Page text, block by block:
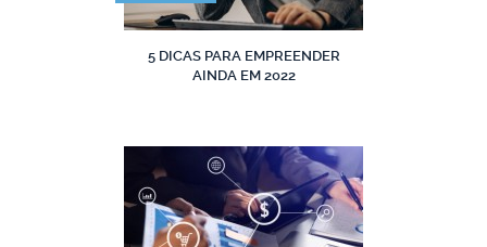
5 DICAS PARA EMPREENDER
AINDA EM 2022